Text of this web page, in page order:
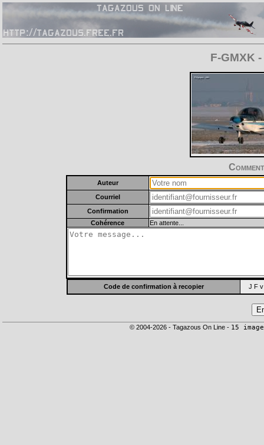
F-GMXK
Auteur
Courriel
Confirmation
Cohérence
En attente...
Code de confirmation à recopier J F v
© 2004-2026 - Tagazous On Line - 15